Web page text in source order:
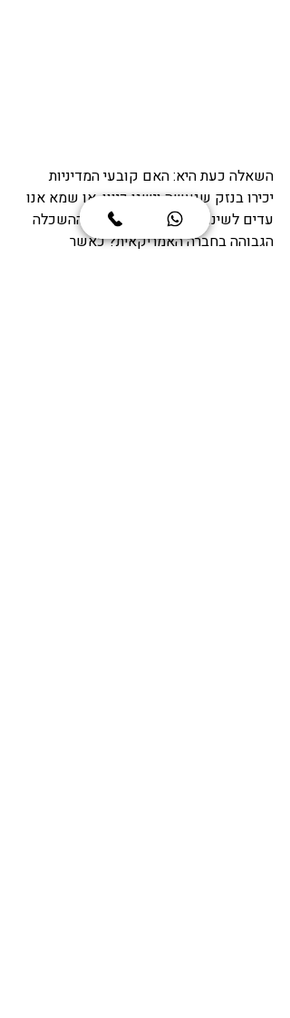
השאלה כעת היא: האם קובעי המדיניות
יכירו בנזק שנעשה וישנו כיוון, או שמא אנו
עדים לשינוי יסודי בתפקידה של ההשכלה
הגבוהה בחברה האמריקאית? כאשר